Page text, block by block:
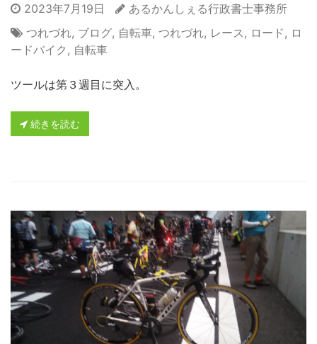
2023年7月19日
あるかんしぇる行政書士事務所
つれづれ, ブログ, 自転車, つれづれ, レース , ロード , ロ
ードバイク , 自転車
ツールは第３週目に突入。
続きを読む